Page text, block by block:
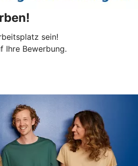
sein!
Ihre Bewerbung.